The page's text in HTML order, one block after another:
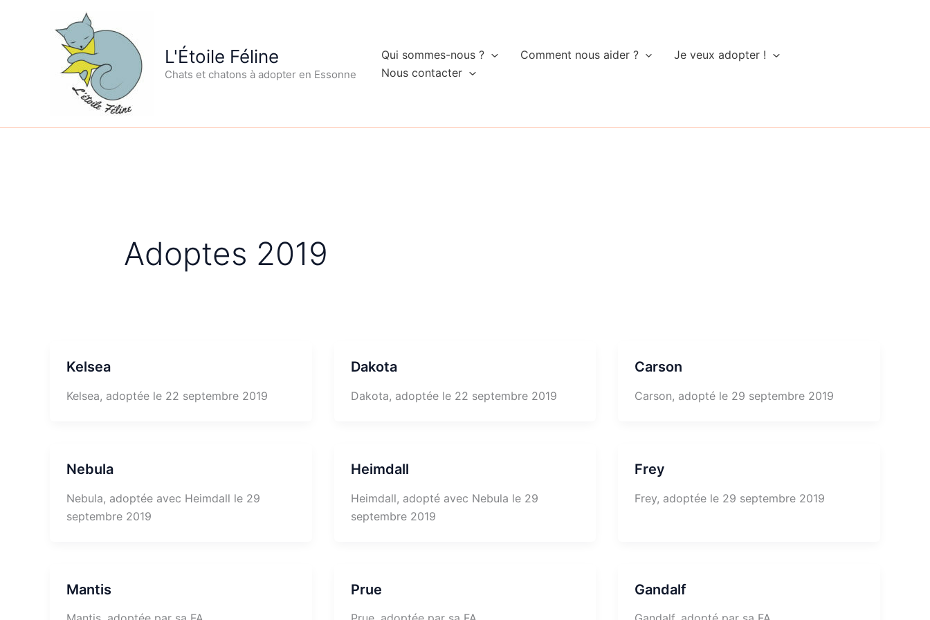
L'Étoile Féline
Chats et chatons à adopter en Essonne
Qui sommes-nous ? Comment nous aider ?
Je veux adopter !
Nous contacter
Adoptes 2019
Kelsea
Kelsea, adoptée le 22 septembre 2019
Dakota
Dakota, adoptée le 22 septembre 2019
Carson
Carson, adopté le 29 septembre 2019
Nebula
Nebula, adoptée avec Heimdall le 29
septembre 2019
Heimdall
Heimdall, adopté avec Nebula le 29
septembre 2019
Frey
Frey, adoptée le 29 septembre 2019
Mantis Prue Gandalf